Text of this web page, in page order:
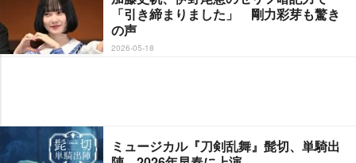
「引き締まりました」 剛力彩芽も驚き
の声
2026-05-18
ミュージカル『刀剣乱舞』髭切、単騎出